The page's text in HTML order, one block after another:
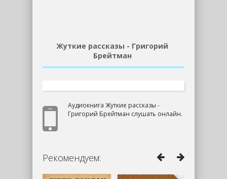
Жуткие рассказы - Григорий
Брейтман
Аудиокнига Жуткие рассказы -
Григорий Брейтман слушать онлайн.
Рекомендуем: